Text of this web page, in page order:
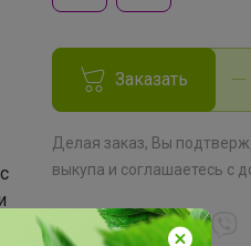
Заказать
Делая заказ, Вы
выкупа и соглашаетесь с